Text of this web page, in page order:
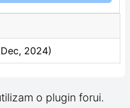
2024)
o plugin forui.